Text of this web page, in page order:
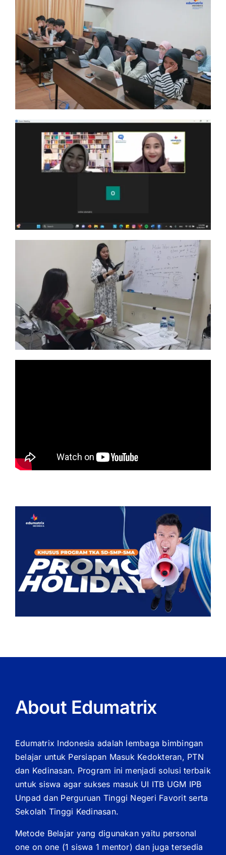
About Edumatrix
Edumatrix Indonesia adalah lembaga bimbingan
belajar untuk Persiapan Masuk Kedokteran, PTN
dan Kedinasan. Program ini menjadi solusi terbaik
untuk siswa agar sukses masuk UI ITB UGM IPB
Unpad dan Perguruan Tinggi Negeri Favorit serta
Sekolah Tinggi Kedinasan.
Metode Belajar yang digunakan yaitu personal
one on one (1 siswa 1 mentor) dan juga tersedia